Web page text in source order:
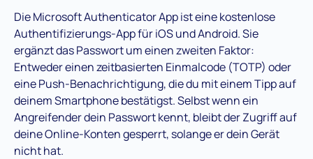
Die Microsoft Authenticator App ist eine kostenlose
Authentifizierungs-App für iOS und Android. Sie
ergänzt das Passwort um einen zweiten Faktor:
Entweder einen zeitbasierten Einmalcode (TOTP) oder
eine Push-Benachrichtigung, die du mit einem Tipp auf
deinem Smartphone bestätigst. Selbst wenn ein
Angreifender dein Passwort kennt, bleibt der Zugriff auf
deine Online-Konten gesperrt, solange er dein Gerät
nicht hat.